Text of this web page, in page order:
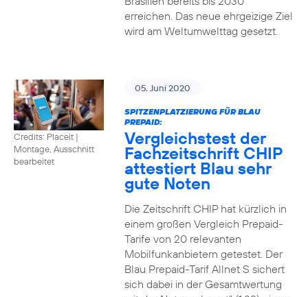
erreichen. Das neue ehrgeizige Ziel
wird am Weltumwelttag gesetzt.
Credits: Placeit |
Montage, Ausschnitt
bearbeitet
05. Juni 2020
SPITZENPLATZIERUNG FÜR BLAU
PREPAID:
Vergleichstest der
Fachzeitschrift CHIP
attestiert Blau sehr
gute Noten
Die Zeitschrift CHIP hat kürzlich in
einem großen Vergleich Prepaid-
Tarife von 20 relevanten
Mobilfunkanbietern getestet. Der
Blau Prepaid-Tarif Allnet S sichert
sich dabei in der Gesamtwertung